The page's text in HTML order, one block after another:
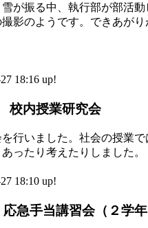
が振る中、執行部が部活
影のようです。できあがり
18:16 up!
校内授業研究会
行いました。社会の授業
ったり考えたりしました。
18:10 up!
急手当講習会（２学年